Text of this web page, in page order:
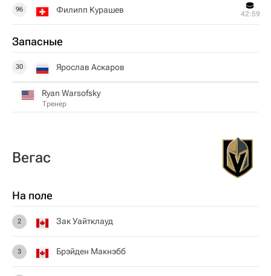
96 Филипп Курашев 42:59
Запасные
30 Ярослав Аскаров
Ryan Warsofsky
Тренер
Вегас
На поле
2 Зак Уайтклауд
3 Брэйден Макнэбб